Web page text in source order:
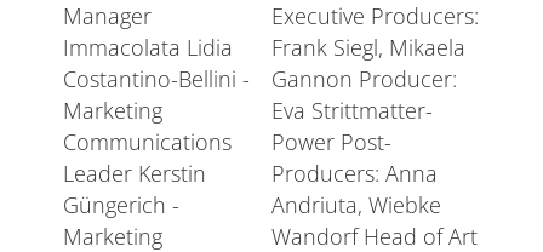
Manager
Immacolata Lidia
Costantino-Bellini -
Marketing
Communications
Leader Kerstin
Güngerich -
Marketing
Executive Producers:
Frank Siegl, Mikaela
Gannon Producer:
Eva Strittmatter-
Power Post-
Producers: Anna
Andriuta, Wiebke
Wandorf Head of Art